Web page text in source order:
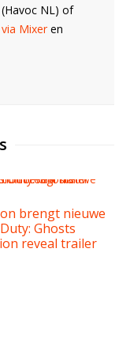
NL) of
Mixeren
brengt nieuwe
Ghosts
reveal trailer